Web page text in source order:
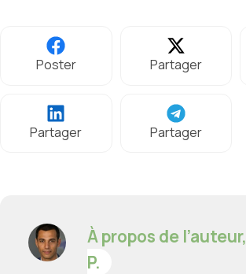
Poster Partager
Partager Partager
À propos de l’auteur,
P.